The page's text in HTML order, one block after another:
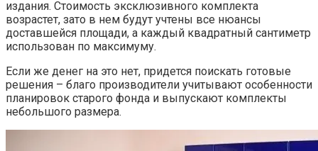
издания. Стоимость эксклюзивного комплекта
возрастет, зато в нем будут учтены все нюансы
доставшейся площади, а каждый квадратный сантиметр
использован по максимуму.
Если же денег на это нет, придется поискать готовые
решения – благо производители учитывают особенности
планировок старого фонда и выпускают комплекты
небольшого размера.